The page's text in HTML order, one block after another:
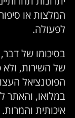
המלצות או
לפעולה.
בסיכומו של
של השירות, ולא
הפוטנציאל
במלואו, והאתר
איכותית